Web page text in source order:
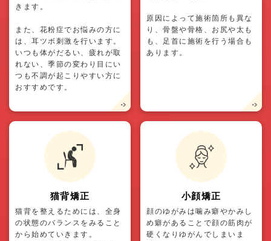
きます。
また、花粉症でお悩みの方に
は、耳ツボ刺激を行います。
いつも体がだるい、疲れが取
れない、季節の変わり目にい
つも不調が起こりやすい方に
おすすめです。
原因によって施術箇所も異な
り、骨盤や骨格、お尻や太も
も、足首に施術を行う場合も
あります。
猫背矯正
猫背を整えるためには、全身
の状態のバランスをみること
から始めていきます。
小顔矯正
顔のゆがみは噛み癖やかみし
め癖があることで顔の筋肉が
硬くなりゆがんでしまいま